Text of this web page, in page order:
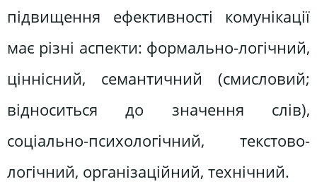
підвищення ефективності комунікації
має різні аспекти: формально-логічний,
ціннісний, семантичний (смисловий;
відноситься до значення слів),
соціально-психологічний, текстово-
логічний, організаційний, технічний.